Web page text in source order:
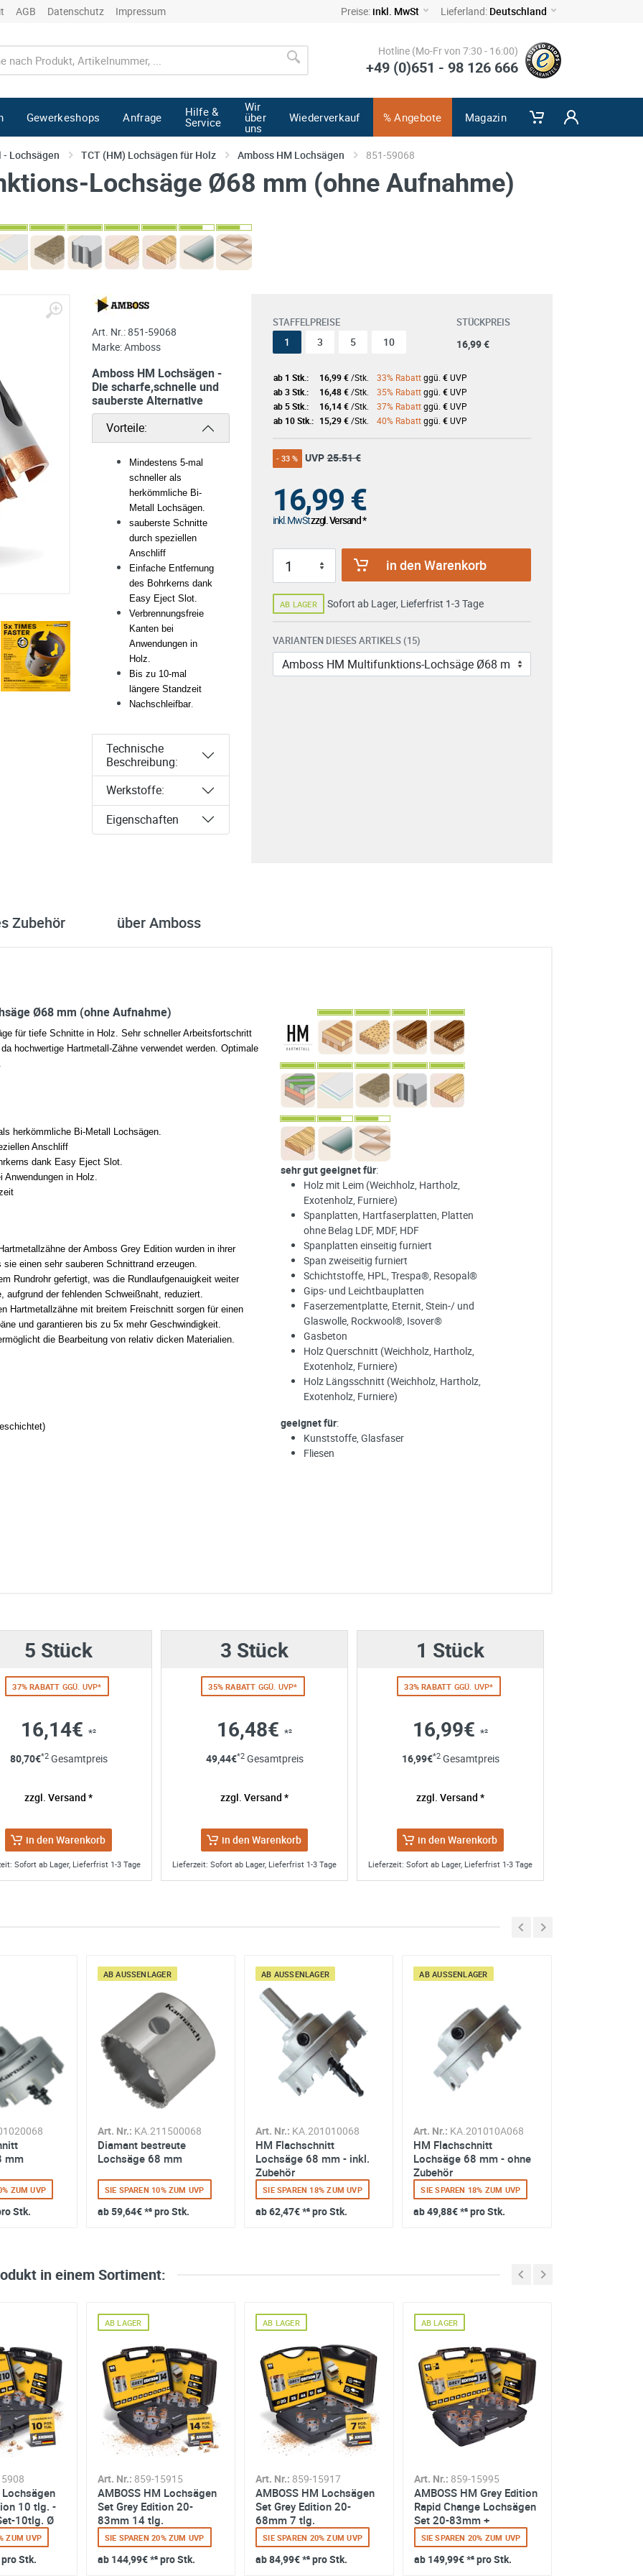
AGB Datenschutz Impressum Preise: inkl. MwSt Lieferland: Deutschland
Hotline (Mo-Fr von 7:30 - 16:00)
+49 (0)651 - 98 126 666
Gewerkeshops Anfrage Hilfe &
Service
Wir
über
uns
Wiederverkauf % Angebote Magazin
Lochsägen TCT (HM) Lochsägen für Holz Amboss HM Lochsägen 851-59068
Lochsäge Ø68 mm (ohne Aufnahme)
Art. Nr.:851-59068
Marke:Amboss
Amboss HM Lochsägen -
Die scharfe,schnelle und
sauberste Alternative
Vorteile:
Mindestens 5-mal
schneller als
herkömmliche Bi-
Metall Lochsägen.
sauberste Schnitte
durch speziellen
Anschliff
Einfache Entfernung
des Bohrkerns dank
Easy Eject Slot.
Verbrennungsfreie
Kanten bei
Anwendungen in
Holz.
Bis zu 10-mal
längere Standzeit
Nachschleifbar.
Technische
Beschreibung:
Werkstoffe:
Eigenschaften
STAFFELPREISE
1 3 5 10
STÜCKPREIS
16,99 €
ab 1 Stk.: 16,99 €/Stk. 33% Rabattggü. €UVP
ab 3 Stk.:
16,48 €/Stk. 35% Rabattggü. €UVP
ab 5 Stk.:
16,14 €/Stk. 37% Rabattggü. €UVP
ab 10 Stk.: 15,29 €/Stk. 40% Rabattggü. €UVP
- 33 % UVP 25.51 €
16,99€
inkl. MwStzzgl. Versand *
in den Warenkorb
AB LAGER Sofort ab Lager, Lieferfrist 1-3 Tage
VARIANTEN DIESES ARTIKELS (15)
Zubehör über Amboss
Ø68 mm (ohne Aufnahme)
für tiefe Schnitte in Holz. Sehr schneller Arbeitsfortschritt
hochwertige Hartmetall-Zähne verwendet werden. Optimale
herkömmliche Bi-Metall Lochsägen.
Anschliff
dank Easy Eject Slot.
in Holz.
der Amboss Grey Edition wurden in ihrer
einen sehr sauberen Schnittrand erzeugen.
Rundrohr gefertigt, was die Rundlaufgenauigkeit weiter
aufgrund der fehlenden Schweißnaht, reduziert.
Hartmetallzähne mit breitem Freischnitt sorgen für einen
und garantieren bis zu 5x mehr Geschwindigkeit.
die Bearbeitung von relativ dicken Materialien.
sehr gut geeignet für:
Holz mit Leim (Weichholz, Hartholz,
Exotenholz, Furniere)
Spanplatten, Hartfaserplatten, Platten
ohne Belag LDF, MDF, HDF
Spanplatten einseitig furniert
Span zweiseitig furniert
Schichtstoffe, HPL, Trespa®, Resopal®
Gips- und Leichtbauplatten
Faserzementplatte, Eternit, Stein-/ und
Glaswolle, Rockwool®, Isover®
Gasbeton
Holz Querschnitt (Weichholz, Hartholz,
Exotenholz, Furniere)
Holz Längsschnitt (Weichholz, Hartholz,
Exotenholz, Furniere)
geeignet für:
Kunststoffe, Glasfaser
Fliesen
Rapid Change
Lochsägen Ø14-
SIE SPAREN 10% ZUM UVP
ab17,95€*² pro Stk.
Adapter Set groß
SIE SPAREN 10% ZUM UVP
10,95€*² pro Stk.
Rapid Change
SIE SPAREN 10% ZUM UVP
*² pro Stk.
Art. Nr.:
6-Kant Aufnahme
220mm inkl. HSS
SIE SPAREN 10% ZUM UVP
Art. Nr.:
SIE SPAREN 10% ZUM UVP
*² pro Stk.
abgeschlossener Bearbeitung Ihrer Anfrage gelöscht. Sie können Ihre Einwilligung jederzeit für
5 Stück
37% RABATT GGÜ. UVP*
16,14€ *²
80,70€*2Gesamtpreis
zzgl. Versand *
in den Warenkorb
Sofort ab Lager, Lieferfrist 1-3 Tage
3 Stück
35% RABATT GGÜ. UVP*
16,48€ *²
49,44€*2Gesamtpreis
zzgl. Versand *
in den Warenkorb
Lieferzeit: Sofort ab Lager, Lieferfrist 1-3 Tage
1 Stück
33% RABATT GGÜ. UVP*
16,99€ *²
16,99€*2Gesamtpreis
zzgl. Versand *
in den Warenkorb
Lieferzeit: Sofort ab Lager, Lieferfrist 1-3 Tage
mm
ZUM UVP
Stk.
Art. Nr.: KA.211500068
Diamant bestreute
Lochsäge 68 mm
AB AUSSENLAGER
SIE SPAREN 10% ZUM UVP
ab59,64€*² pro Stk.
Art. Nr.: KA.201010068
HM Flachschnitt
Lochsäge 68 mm - inkl.
Zubehör
AB AUSSENLAGER
SIE SPAREN 18% ZUM UVP
ab62,47€*² pro Stk.
Art. Nr.: KA.201010A068
HM Flachschnitt
Lochsäge 68 mm - ohne
Zubehör
AB AUSSENLAGER
SIE SPAREN 18% ZUM UVP
ab49,88€*² pro Stk.
in einem Sortiment:
10 tlg. -
10tlg. Ø
ZUM UVP
pro Stk.
Art. Nr.: 859-15915
AMBOSS HM Lochsägen
Set Grey Edition 20-
83mm 14 tlg.
AB LAGER
SIE SPAREN 20% ZUM UVP
ab 144,99€*² pro Stk.
Art. Nr.: 859-15917
AMBOSS HM Lochsägen
Set Grey Edition 20-
68mm 7 tlg.
AB LAGER
SIE SPAREN 20% ZUM UVP
ab84,99€*² pro Stk.
Art. Nr.: 859-15995
AMBOSS HM Grey Edition
Rapid Change Lochsägen
Set 20-83mm +
Schnellwechselaufna...
AB LAGER
SIE SPAREN 20% ZUM UVP
ab 149,99€*² pro Stk.